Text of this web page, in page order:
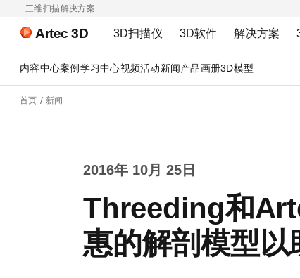
三维扫描解决方案
Artec 3D 3D扫描仪 3D软件 解决方案
内容中心案例 学习中心视频活动新闻产品画册3D模型
首页 新闻
2016年 10月 25日
Threeding和
惠的解剖模型以